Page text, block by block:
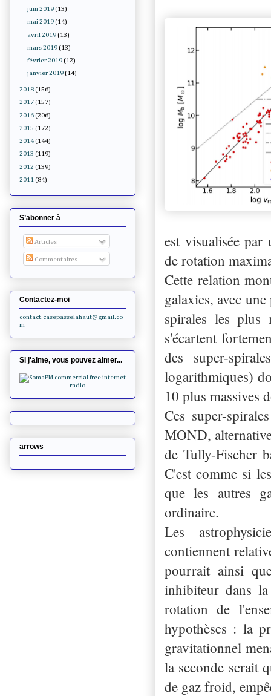
est visualisée par
de rotation
Cette relation
galaxies, avec
spirales les plus
s'écartent
des super-
logarithmiques)
10 plus massives
Ces super-
MOND,
de Tully-Fischer
C'est comme si
que les autres
ordinaire.
Les
contiennent
pourrait ainsi
inhibiteur dans
rotation de
hypothèses : la
gravitationnel
la seconde serait
de gaz froid,
juin 2019 (13)
mai 2019 (14)
avril 2019 (13)
mars 2019 (13)
février 2019 (12)
janvier 2019 (14)
2018 (156)
2017 (157)
2016 (206)
2015 (172)
2014 (144)
2013 (119)
2012 (139)
2011 (84)
S’abonner à
Articles
Commentaires
Contactez-moi
contact.casepasselahaut@gmail.co
m
Si j'aime, vous pouvez aimer...
arrows